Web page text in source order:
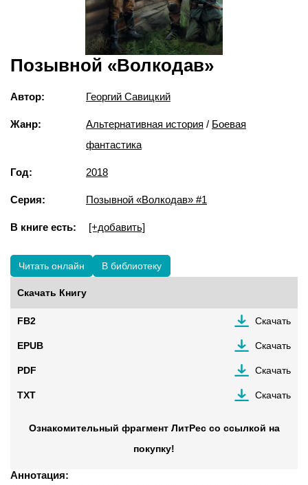
Позывной «Волкодав»
Автор: Георгий Савицкий
Жанр: Альтернативная история / Боевая
фантастика
Год: 2018
Серия: Позывной «Волкодав» #1
В книге есть: [+добавить]
Читать онлайн В библиотеку
Скачать Книгу
FB2 Скачать
EPUB Скачать
PDF Скачать
TXT Скачать
Ознакомительный фрагмент ЛитРес со ссылкой на
покупку!
Аннотация: